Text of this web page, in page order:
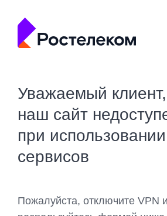
Уважаемый клиент,
наш сайт
при
сервисов
Пожалуйста, отключите VPN